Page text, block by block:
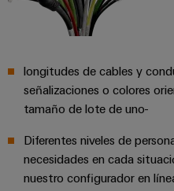
Sector
ferroviario
modernas
y
digitales
para
movilidad
respetuosa
con
el
Software
Señalizadores
Impresoras
industriales
Industry
light
longitudes de cables y
señalizaciones o colores
tamaño de lote de uno-
Diferentes niveles de
necesidades en cada
nuestro configurador en